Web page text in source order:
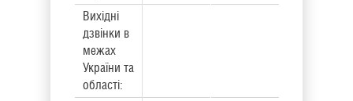
Вихідні
дзвінки в
межах
України та
області: